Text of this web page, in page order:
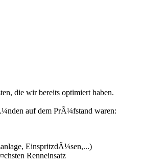
die wir bereits optimiert haben.
auf dem PrÃ¼fstand waren:
EinspritzdÃ¼sen,...)
Renneinsatz